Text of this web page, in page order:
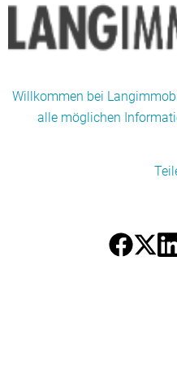
Willkommen bei
alle möglichen